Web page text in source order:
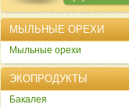
МЫЛЬНЫЕ ОРЕХИ
Мыльные орехи
ЭКОПРОДУКТЫ
Бакалея